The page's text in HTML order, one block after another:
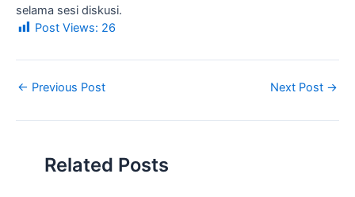
selama sesi diskusi.
Post Views: 26
← Previous Post Next Post →
Related Posts